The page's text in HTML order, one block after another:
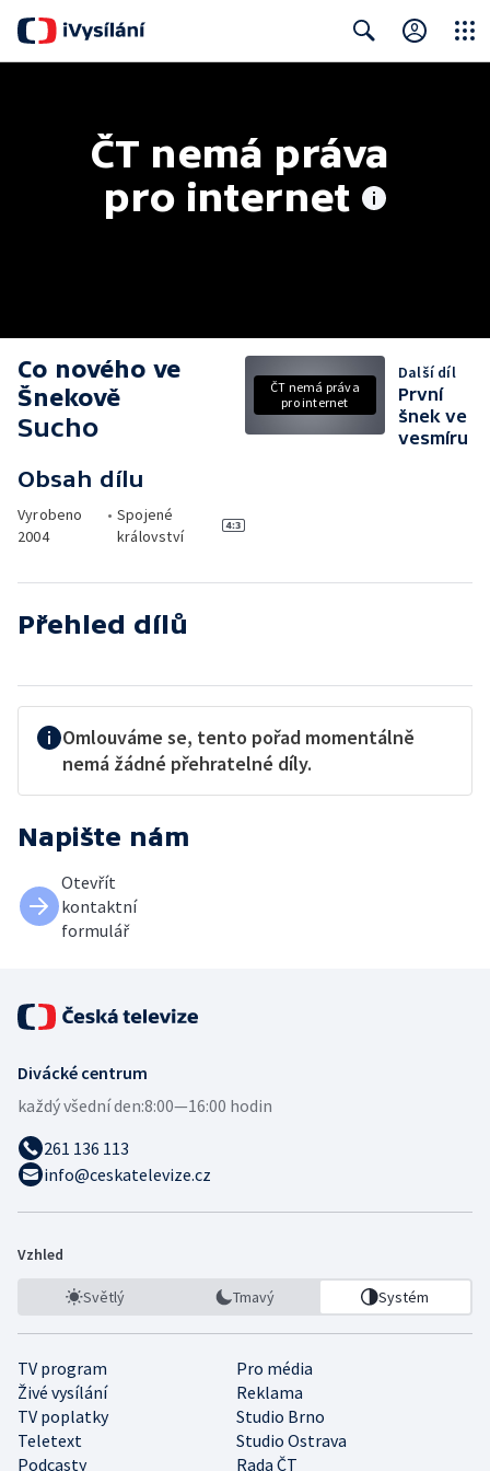
ČT nemá práva
pro internet
Co nového ve
Šnekově
Sucho
Obsah dílu
Vyrobeno
2004
• Spojené
království
ČT nemá práva
pro internet
Další díl
První
šnek ve
vesmíru
Přehled dílů
Omlouváme se, tento pořad momentálně
nemá žádné přehratelné díly.
Napište nám
Otevřít
kontaktní
formulář
Divácké centrum
každý všední den:8:00—16:00 hodin
261 136 113
info@ceskatelevize.cz
Vzhled
Světlý Tmavý Systém
TV program
Pro média
Živé vysílání
Reklama
TV poplatky
Studio Brno
Teletext
Studio Ostrava
Podcasty
Rada ČT